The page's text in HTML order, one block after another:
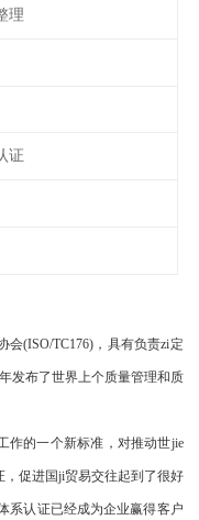
理
证
会(ISO/TC176)，具有负责zi定
发布了世界上个质量管理和质
作的一个新标准，对推动世jie
，促进国ji贸易交往起到了很好
系认证已经成为企业赢得客户